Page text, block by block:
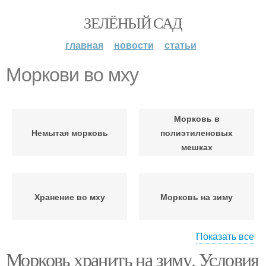
ЗЕЛЁНЫЙ САД
главная новости статьи
Моркови во мху
Немытая морковь
Морковь в
полиэтиленовых
мешках
Хранение во мху Морковь на зиму
Моркови в луковой
Показать все
Морковь хранить на зиму. Условия